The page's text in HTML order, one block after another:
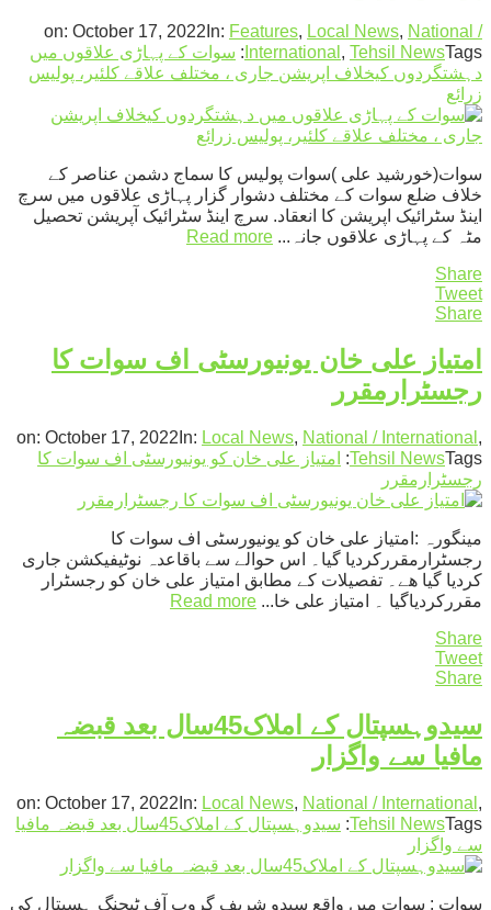
on: October 17, 2022 In: Features, Local News, National /
International , Tehsil NewsTags:
سوات کے پہاڑی علاقوں میں
دہشتگردوں کیخلاف اپریشن جاری ، مختلف علاقے کلئیر، پولیس
زرائع
سوات(خورشید علی )سوات پولیس کا سماج دشمن عناصر کے
خلاف ضلع سوات کے مختلف دشوار گزار پہاڑی علاقوں میں سرچ
اینڈ سٹرائیک اپریشن کا انعقاد. سرچ اینڈ سٹرائیک آپریشن تحصیل
مٹہ کے پہاڑی علاقوں جانہ... Read more
Share
Tweet
Share
امتیاز علی خان یونیورسٹی اف سوات کا
رجسٹرارمقرر
on: October 17, 2022 In: Local News, National / International ,
Tehsil NewsTags:
امتیاز علی خان کو یونیورسٹی اف سوات کا
رجسٹرارمقرر
مینگورہ :امتیاز علی خان کو یونیورسٹی اف سوات کا
رجسٹرارمقررکردیا گیا۔ اس حوالے سے باقاعدہ نوٹیفیکشن جاری
کردیا گیا ھے۔ تفصیلات کے مطابق امتیاز علی خان کو رجسٹرار
مقررکردیاگیا ۔ امتیاز علی خا... Read more
Share
Tweet
Share
سیدوہسپتال کے املاک45سال بعد قبضہ
مافیا سے واگزار
on: October 17, 2022 In: Local News, National / International ,
Tehsil NewsTags:
سیدوہسپتال کے املاک45سال بعد قبضہ مافیا
سے واگزار
سوات : سوات میں واقع سیدو شریف گروپ آف ٹیچنگ ہسپتال کی